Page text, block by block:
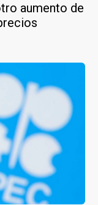
aumento de